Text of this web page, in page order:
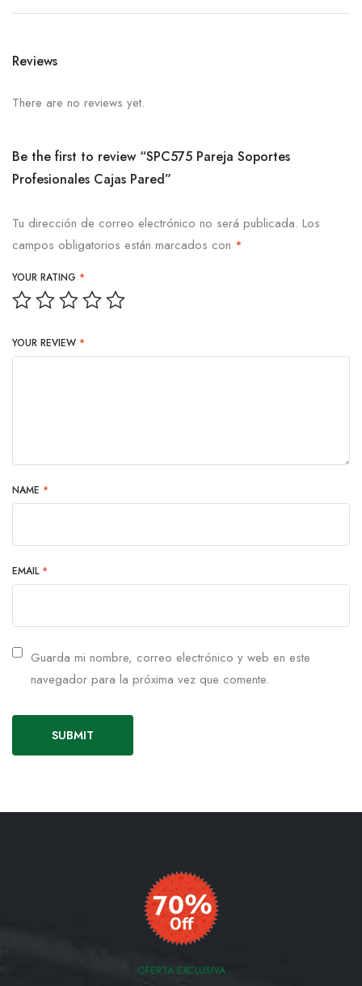
Reviews
There are no reviews yet.
Be the first to review “SPC575 Pareja Soportes
Profesionales Cajas Pared”
Tu dirección de correo electrónico no será publicada. Los
campos obligatorios están marcados con *
YOUR RATING *
YOUR REVIEW *
NAME *
EMAIL *
Guarda mi nombre, correo electrónico y web en este
navegador para la próxima vez que comente.
OFERTA EXCLUSIVA